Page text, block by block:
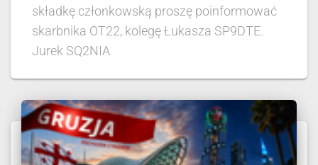
składkę członkowską proszę poinformować
skarbnika OT22, kolegę Łukasza SP9DTE.
Jurek SQ2NIA